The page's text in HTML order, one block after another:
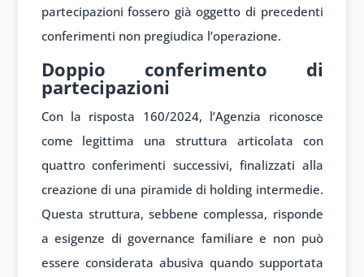
partecipazioni fossero già oggetto di precedenti
conferimenti non pregiudica l’operazione.
Doppio conferimento di
partecipazioni
Con la risposta 160/2024, l’Agenzia riconosce
come legittima una struttura articolata con
quattro conferimenti successivi, finalizzati alla
creazione di una piramide di holding intermedie.
Questa struttura, sebbene complessa, risponde
a esigenze di governance familiare e non può
essere considerata abusiva quando supportata